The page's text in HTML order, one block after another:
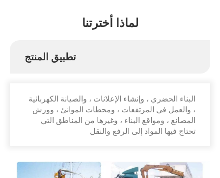
لماذا أخترتنا
تطبيق المنتج
البناء الحضري ، وإنشاء الإعلانات ، والصيانة الكهربائية
، والعمل في المرتفعات ، ومحطات الموانئ ، وورش
المصانع ، ومواقع البناء ، وغيرها من المناطق التي
تحتاج فيها المواد إلى الرفع والنقل